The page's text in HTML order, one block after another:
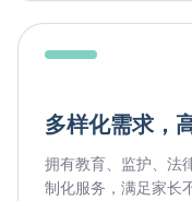
多样化需求，
拥有教育、监护、法
制化服务，满足家长